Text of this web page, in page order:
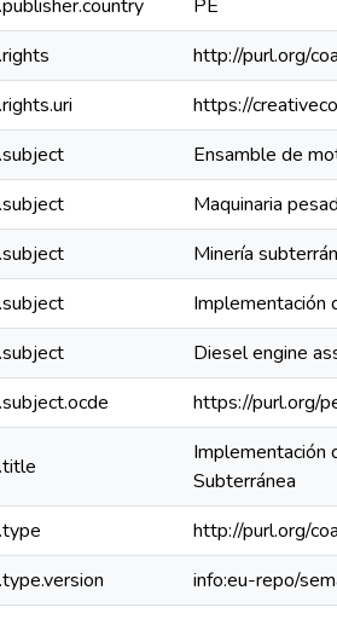
PE
http://purl.org/
https://
Ensamble de
Maquinaria
Minería
Implementación
Diesel engine
https://purl.org/
Implementación
Subterránea
http://purl.org/
info:eu-repo/